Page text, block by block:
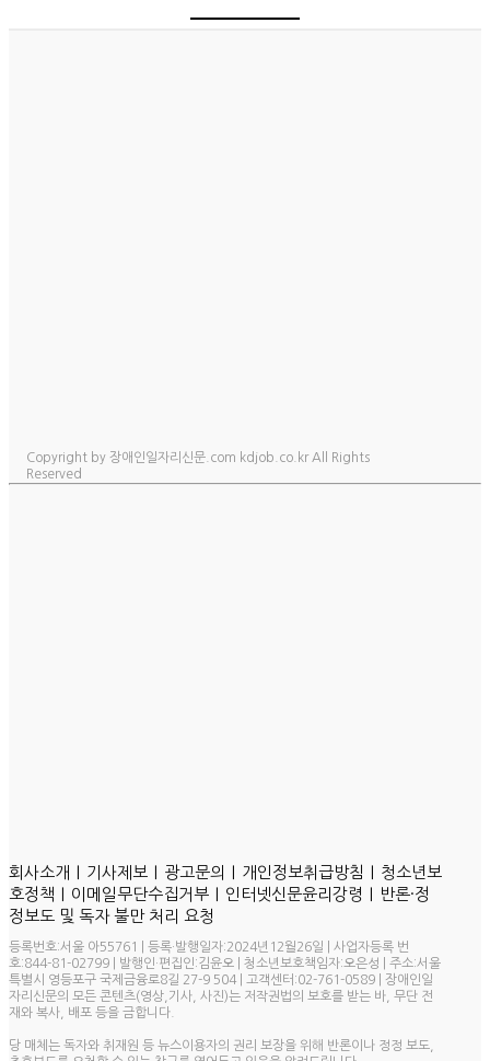
Copyright by 장애인일자리신문.com kdjob.co.kr All Rights
Reserved
회사소개 ㅣ 기사제보 ㅣ 광고문의 ㅣ 개인정보취급방침 ㅣ 청소년보
호정책 ㅣ 이메일무단수집거부 ㅣ 인터넷신문윤리강령 ㅣ 반론·정
정보도 및 독자 불만 처리 요청
등록번호:서울 아55761 | 등록·발행일자:2024년12월26일 | 사업자등록 번
호:844-81-02799 | 발행인·편집인:김윤오 | 청소년보호책임자:오은성 | 주소:서울
특별시 영등포구 국제금융로8길 27-9 504 | 고객센터:02-761-0589 | 장애인일
자리신문의 모든 콘텐츠(영상,기사, 사진)는 저작권법의 보호를 받는 바, 무단 전
재와 복사, 배포 등을 금합니다.
당 매체는 독자와 취재원 등 뉴스이용자의 권리 보장을 위해 반론이나 정정 보도,